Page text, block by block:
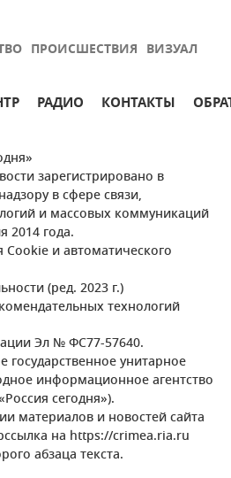
ПРОИСШЕСТВИЯ ВИЗУАЛ
РАДИО КОНТАКТЫ
зарегистрировано в
в сфере связи,
и массовых коммуникаций
2014 года.
и автоматического
(ред. 2023 г.)
технологий
Эл № ФС77-57640.
государственное унитарное
информационное агентство
сегодня»).
материалов и новостей сайта
на https://crimea.ria.ru
абзаца текста.